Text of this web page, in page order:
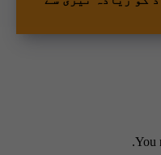
You